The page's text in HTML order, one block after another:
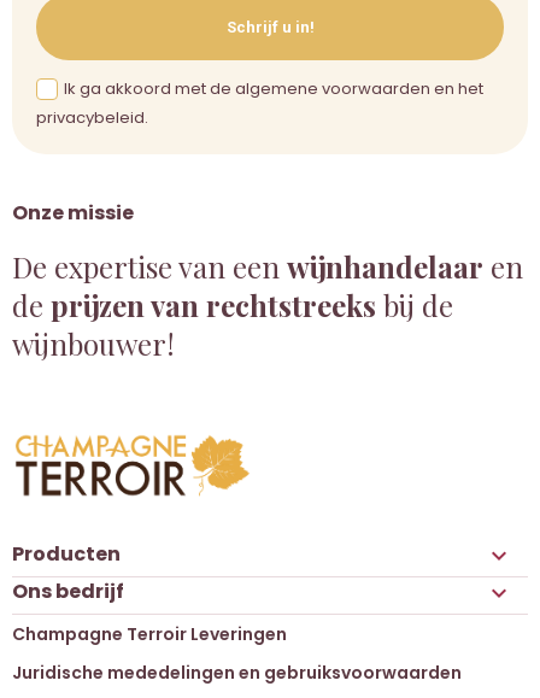
Onze missie
De expertise van een wijnhandelaar en
de prijzen van rechtstreeks bij de
wijnbouwer!
Schrijf u in!
Ik ga akkoord met de algemene voorwaarden en het
privacybeleid.
Producten 
Ons bedrijf 
Champagne Terroir Leveringen
Juridische mededelingen en gebruiksvoorwaarden